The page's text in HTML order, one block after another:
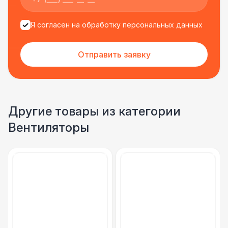
Я согласен на обработку персональных данных
Отправить заявку
Другие товары из категории
Вентиляторы